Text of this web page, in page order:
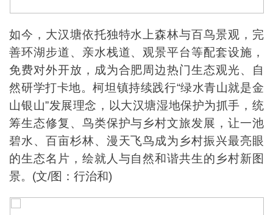
如今，大汉塘依托独特水上森林与百鸟景观，完
善环湖步道、亲水栈道、观景平台等配套设施，
免费对外开放，成为合肥周边热门生态观光、自
然研学打卡地。柯坦镇持续践行“绿水青山就是金
山银山”发展理念，以大汉塘湿地保护为抓手，统
筹生态修复、鸟类保护与乡村文旅发展，让一池
碧水、百亩杉林、漫天飞鸟成为乡村振兴最亮眼
的生态名片，绘就人与自然和谐共生的乡村新图
景。(文/图：行治和)